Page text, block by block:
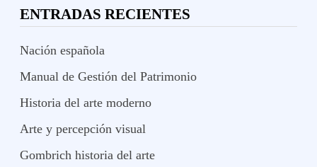
ENTRADAS RECIENTES
Nación española
Manual de Gestión del Patrimonio
Historia del arte moderno
Arte y percepción visual
Gombrich historia del arte